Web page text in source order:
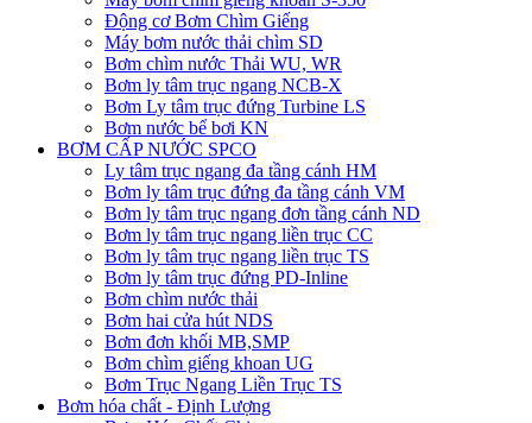
Động cơ Bơm Chìm Giếng
​Máy bơm nước thải chìm SD
Bơm chìm nước Thải WU, WR
Bơm ly tâm trục ngang NCB-X
Bơm Ly tâm trục đứng Turbine LS
Bơm nước bể bơi KN
BƠM CẤP NƯỚC SPCO
Ly tâm trục ngang đa tầng cánh HM
Bơm ly tâm trục đứng đa tầng cánh VM
Bơm ly tâm trục ngang đơn tầng cánh ND
Bơm ly tâm trục ngang liền trục CC
Bơm ly tâm trục ngang liền trục TS
Bơm ly tâm trục đứng PD-Inline
Bơm chìm nước thải
Bơm hai cửa hút NDS
Bơm đơn khối MB,SMP
Bơm chìm giếng khoan UG
Bơm Trục Ngang Liền Trục TS
Bơm hóa chất - Định Lượng